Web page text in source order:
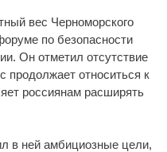
вес Черноморского
по безопасности
Он отметил отсутствие
продолжает относиться к
россиянам расширять
в ней амбициозные цели,